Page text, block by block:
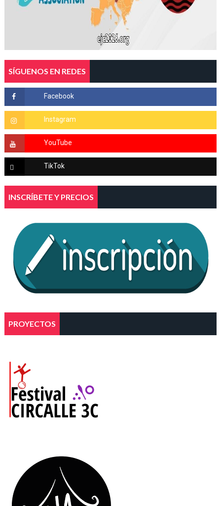
SÍGUENOS EN REDES
INSCRÍBETE Y PRECIOS
PROYECTOS